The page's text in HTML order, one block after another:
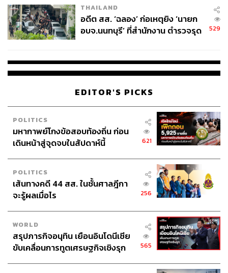
มาเพื่อวางกรอบการกำกับดูแล IPO และธุรกิจหลักทรัพย์
แล้วทำไมเรื่องแบบนี้ถึงเกิดขึ้นได้?
โดยอาศัยอำนาจการให้สินเชื่อเพื่อซื้อหลักทรัพย์ (Margin) ที่
สูงมากจากโบรกเกอร์บางแห่ง คำถามคือ ทำไมเราถึงปล่อย
ให้มีการให้ Margin สูงขนาดนั้นกับหุ้นเพียงตัวเดียว? คำตอบ
ที่ได้คือ ‘กลัวเสียลูกค้า’ นี่คือ Paradox ที่แสดงให้เห็นว่ากลไก
ตลาดอาจล้มเหลว
THAILAND
อดีต สส. ‘ฉลอง’ ก่อเหตุยิง ‘นายก
อบจ.นนทบุรี’ ที่สำนักงาน ตำรวจรุด
529
EDITOR'S PICKS
POLITICS
มหากาพย์โกงข้อสอบท้องถิ่น ก่อน
เดินหน้าสู่จุดจบในสัปดาห์นี้
621
POLITICS
เส้นทางคดี 44 สส. ในชั้นศาลฎีกา
จะรู้ผลเมื่อไร
256
WORLD
สรุปภารกิจอนุทิน เยือนอินโดนีเซีย
ขับเคลื่อนการทูตเศรษฐกิจเชิงรุก
565